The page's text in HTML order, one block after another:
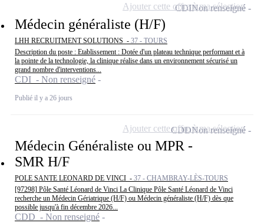
Médecin généraliste (H/F)
LHH RECRUITMENT SOLUTIONS - 37 - TOURS
Description du poste : Etablissement : Dotée d'un plateau technique performant et à
la pointe de la technologie, la clinique réalise dans un environnement sécurisé un
grand nombre d'interventions...
CDI - Non renseigné
Publié il y a 26 jours
CDINon renseigné
Ajouter cette offre à ma sélection
Médecin Généraliste ou MPR -
SMR H/F
POLE SANTE LEONARD DE VINCI - 37 - CHAMBRAY-LÈS-TOURS
[97298] Pôle Santé Léonard de Vinci La Clinique Pôle Santé Léonard de Vinci
recherche un Médecin Gériatrique (H/F) ou Médecin généraliste (H/F) dès que
possible jusqu'à fin décembre 2026...
CDD - Non renseigné
CDDNon renseigné
Ajouter cette offre à ma sélection